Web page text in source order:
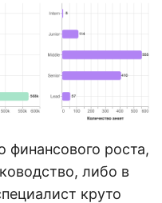
финансового роста,
либо в
круто